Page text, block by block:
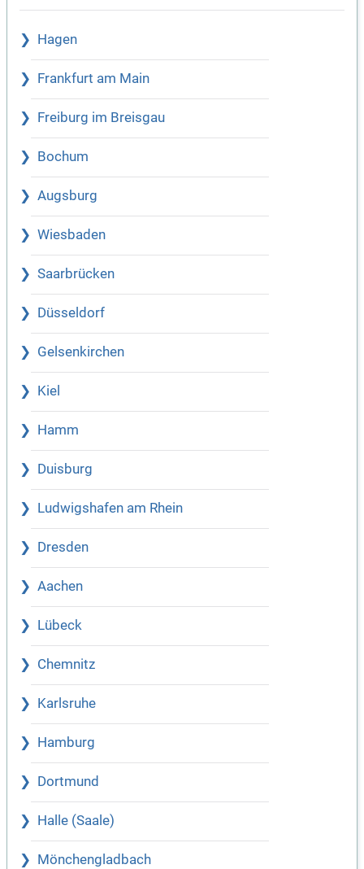
Hagen
Frankfurt am Main
Freiburg im Breisgau
Bochum
Augsburg
Wiesbaden
Saarbrücken
Düsseldorf
Gelsenkirchen
Kiel
Hamm
Duisburg
Ludwigshafen am Rhein
Dresden
Aachen
Lübeck
Chemnitz
Karlsruhe
Hamburg
Dortmund
Halle (Saale)
Mönchengladbach